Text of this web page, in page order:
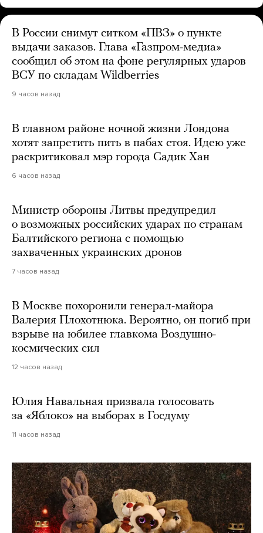
В России снимут ситком «ПВЗ» о пункте
выдачи заказов. Глава «Газпром-медиа»
сообщил об этом на фоне регулярных ударов
ВСУ по складам Wildberries
9 часов назад
В главном районе ночной жизни Лондона
хотят запретить пить в пабах стоя. Идею уже
раскритиковал мэр города Садик Хан
6 часов назад
Министр обороны Литвы предупредил
о возможных российских ударах по странам
Балтийского региона с помощью
захваченных украинских дронов
7 часов назад
В Москве похоронили генерал-майора
Валерия Плохотнюка. Вероятно, он погиб при
взрыве на юбилее главкома Воздушно-
космических сил
12 часов назад
Юлия Навальная призвала голосовать
за «Яблоко» на выборах в Госдуму
11 часов назад